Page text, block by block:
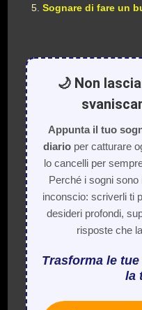
Sognare di fare un
🌙 Non
Appunta il tuo
diarioper catturare
lo cancelli per
Perché i sogni sono
inconscio: scriverli ti
desideri profondi,
risposte che
Trasforma le
la